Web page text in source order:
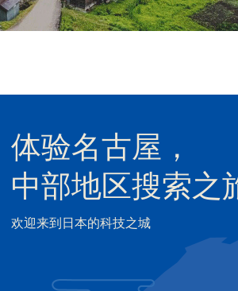
体验名古屋，
中部地区搜索之
欢迎来到日本的科技之城